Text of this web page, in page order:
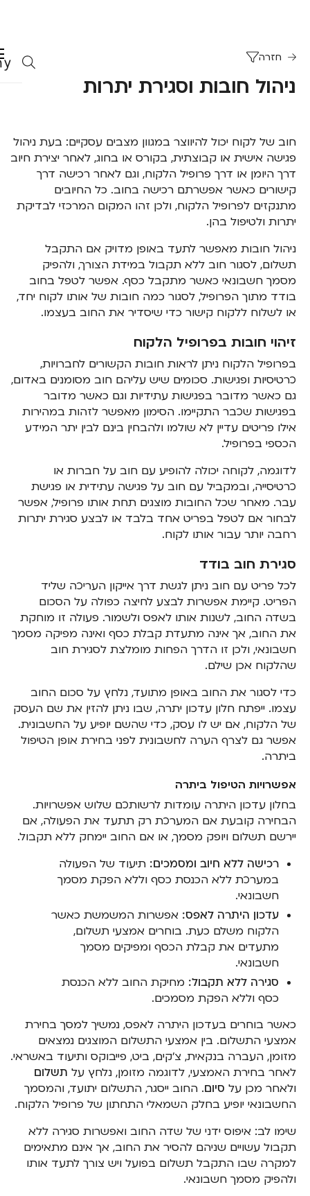
חזרה
ניהול חובות וסגירת יתרות
חוב של לקוח יכול להיווצר במגוון מצבים עסקיים: בעת ניהול
פגישה אישית או קבוצתית, בקורס או בחוג, לאחר יצירת חיוב
דרך היומן או דרך פרופיל הלקוח, וגם לאחר רכישה דרך
קישורים כאשר אפשרתם רכישה בחוב. כל החיובים
מתנקזים לפרופיל הלקוח, ולכן זהו המקום המרכזי לבדיקת
יתרות ולטיפול בהן.
ניהול חובות מאפשר לתעד באופן מדויק אם התקבל
תשלום, לסגור חוב ללא תקבול במידת הצורך, ולהפיק
מסמך חשבונאי כאשר מתקבל כסף. אפשר לטפל בחוב
בודד מתוך הפרופיל, לסגור כמה חובות של אותו לקוח יחד,
או לשלוח ללקוח קישור כדי שיסדיר את החוב בעצמו.
זיהוי חובות בפרופיל הלקוח
בפרופיל הלקוח ניתן לראות חובות הקשורים לחברויות,
כרטיסיות ופגישות. סכומים שיש עליהם חוב מסומנים באדום,
גם כאשר מדובר בפגישות עתידיות וגם כאשר מדובר
בפגישות שכבר התקיימו. הסימון מאפשר לזהות במהירות
אילו פריטים עדיין לא שולמו ולהבחין בינם לבין יתר המידע
הכספי בפרופיל.
לדוגמה, לקוחה יכולה להופיע עם חוב על חברות או
כרטיסייה, ובמקביל עם חוב על פגישה עתידית או פגישת
עבר. מאחר שכל החובות מוצגים תחת אותו פרופיל, אפשר
לבחור אם לטפל בפריט אחד בלבד או לבצע סגירת יתרות
רחבה יותר עבור אותו לקוח.
סגירת חוב בודד
לכל פריט עם חוב ניתן לגשת דרך אייקון העריכה שליד
הפריט. קיימת אפשרות לבצע לחיצה כפולה על הסכום
בשדה החוב, לשנות אותו לאפס ולשמור. פעולה זו מוחקת
את החוב, אך אינה מתעדת קבלת כסף ואינה מפיקה מסמך
חשבונאי, ולכן זו הדרך הפחות מומלצת לסגירת חוב
שהלקוח אכן שילם.
כדי לסגור את החוב באופן מתועד, נלחץ על סכום החוב
עצמו. ייפתח חלון עדכון יתרה, שבו ניתן להזין את שם העסק
של הלקוח, אם יש לו עסק, כדי שהשם יופיע על החשבונית.
אפשר גם לצרף הערה לחשבונית לפני בחירת אופן הטיפול
ביתרה.
אפשרויות הטיפול ביתרה
בחלון עדכון היתרה עומדות לרשותכם שלוש אפשרויות.
הבחירה קובעת אם המערכת רק תתעד את הפעולה, אם
יירשם תשלום ויופק מסמך, או אם החוב יימחק ללא תקבול.
רכישה ללא חיוב ומסמכים: תיעוד של הפעולה
במערכת ללא הכנסת כסף וללא הפקת מסמך
חשבונאי.
עדכון היתרה לאפס: אפשרות המשמשת כאשר
הלקוח משלם כעת. בוחרים אמצעי תשלום,
מתעדים את קבלת הכסף ומפיקים מסמך
חשבונאי.
סגירה ללא תקבול: מחיקת החוב ללא הכנסת
כסף וללא הפקת מסמכים.
כאשר בוחרים בעדכון היתרה לאפס, נמשיך למסך בחירת
אמצעי התשלום. בין אמצעי התשלום המוצגים נמצאים
מזומן, העברה בנקאית, צ'קים, ביט, פייבוקס ותיעוד באשראי.
לאחר בחירת האמצעי, לדוגמה מזומן, נלחץ על תשלום
ולאחר מכן על סיום. החוב ייסגר, התשלום יתועד, והמסמך
החשבונאי יופיע בחלק השמאלי התחתון של פרופיל הלקוח.
שימו לב: איפוס ידני של שדה החוב ואפשרות סגירה ללא
תקבול עשויים שניהם להסיר את החוב, אך אינם מתאימים
למקרה שבו התקבל תשלום בפועל ויש צורך לתעד אותו
ולהפיק מסמך חשבונאי.